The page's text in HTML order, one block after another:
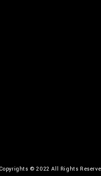
© 2022 All Rights